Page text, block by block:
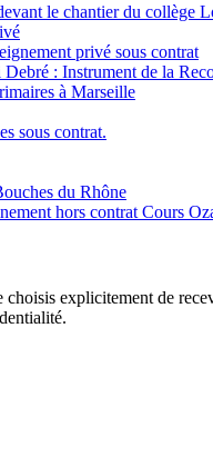
le chantier du collège
privé sous contrat
: Instrument de la
à Marseille
sous contrat.
du Rhône
hors contrat Cours
explicitement de